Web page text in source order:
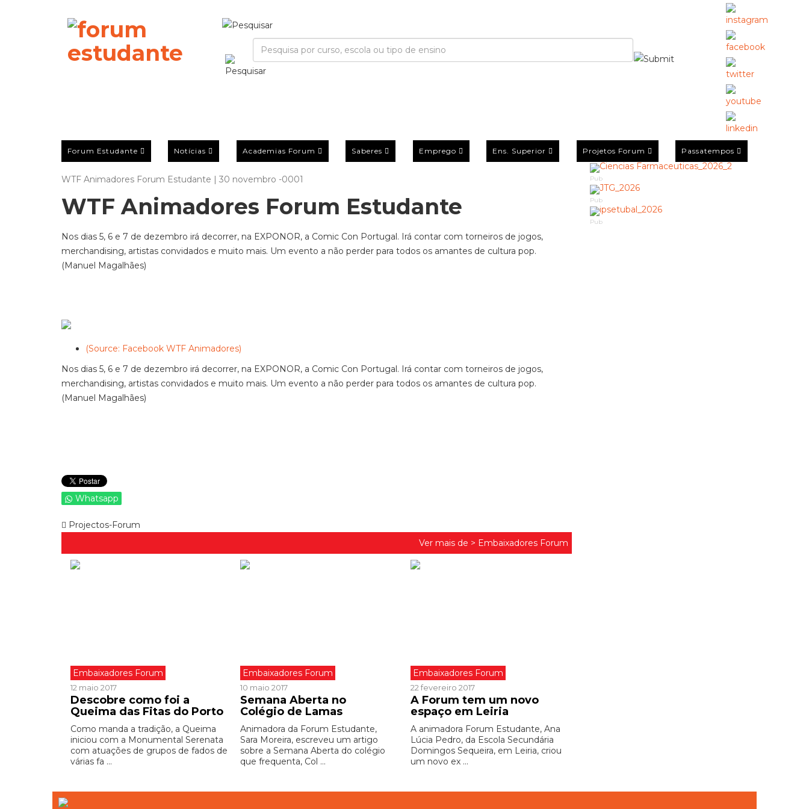
Forum Estudante Notícias Academias Forum Saberes Emprego Ens. Superior Projetos Forum Passatempos
WTF Animadores Forum Estudante | 30 novembro -0001
WTF Animadores Forum Estudante
Nos dias 5, 6 e 7 de dezembro irá decorrer, na EXPONOR, a Comic Con Portugal. Irá contar com torneiros de jogos,
merchandising, artistas convidados e muito mais. Um evento a não perder para todos os amantes de cultura pop.
(Manuel Magalhães)
(Source: Facebook WTF Animadores)
Nos dias 5, 6 e 7 de dezembro irá decorrer, na EXPONOR, a Comic Con Portugal. Irá contar com torneiros de jogos,
merchandising, artistas convidados e muito mais. Um evento a não perder para todos os amantes de cultura pop.
(Manuel Magalhães)
Whatsapp
Projectos-Forum
Ver mais de > Embaixadores Forum
Embaixadores Forum
12 maio 2017
Descobre como foi a
Queima das Fitas do Porto
Como manda a tradição, a Queima
iniciou com a Monumental Serenata
com atuações de grupos de fados de
várias fa ...
Embaixadores Forum
10 maio 2017
Semana Aberta no
Colégio de Lamas
Animadora da Forum Estudante,
Sara Moreira, escreveu um artigo
sobre a Semana Aberta do colégio
que frequenta, Col ...
Embaixadores Forum
22 fevereiro 2017
A Forum tem um novo
espaço em Leiria
A animadora Forum Estudante, Ana
Lúcia Pedro, da Escola Secundária
Domingos Sequeira, em Leiria, criou
um novo ex ...
Pub
Pub
Pub